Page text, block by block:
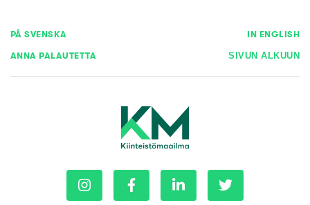
PÅ SVENSKA IN ENGLISH
ANNA PALAUTETTA SIVUN ALKUUN